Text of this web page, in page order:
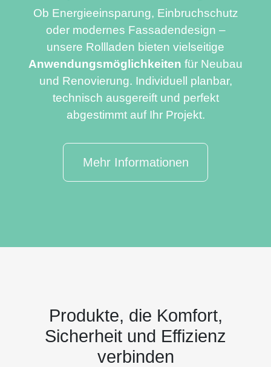
Ob Energieeinsparung, Einbruchschutz
oder modernes Fassadendesign –
unsere Rollladen bieten vielseitige
Anwendungsmöglichkeiten für Neubau
und Renovierung. Individuell planbar,
technisch ausgereift und perfekt
abgestimmt auf Ihr Projekt.
Mehr Informationen
Produkte, die Komfort,
Sicherheit und Effizienz
verbinden